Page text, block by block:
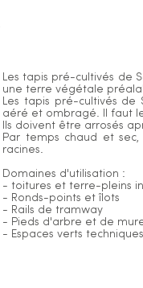
Les tapis pré-cultivés de
une terre végétale
Les tapis pré-cultivés
aéré et ombragé. Il faut
Ils doivent être arrosés
Par temps chaud et
racines.
Domaines d'utilisation :
- toitures et terre-pleins
- Ronds-points et îlots
- Rails de tramway
- Pieds d'arbre et de
- Espaces verts